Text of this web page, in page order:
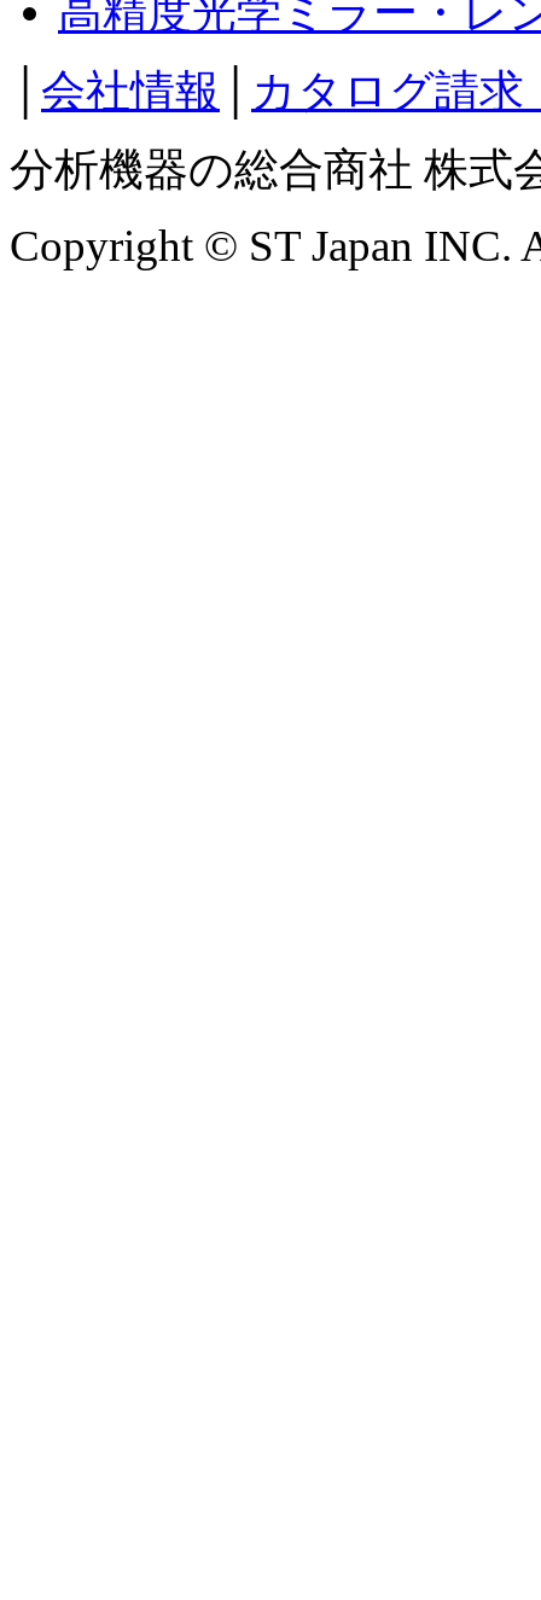
高精度光学ミラー・レ
会社情報
カタログ請
分析機器の総合商社 株式
Copyright © ST Japan INC.